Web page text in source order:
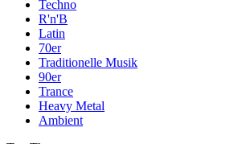
Techno
R'n'B
Latin
70er
Traditionelle Musik
90er
Trance
Heavy Metal
Ambient